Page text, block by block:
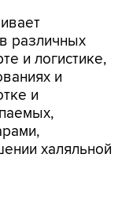
различных
и логистике,
и
и
халяльной